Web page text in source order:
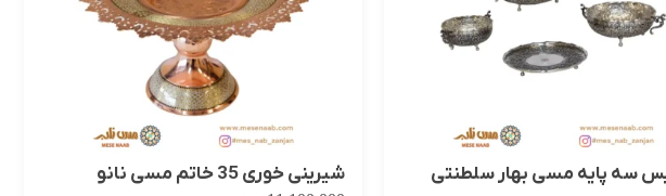
سه پایه مسی بهار سلطنتی
شیرینی خوری 35 خاتم مسی نانو